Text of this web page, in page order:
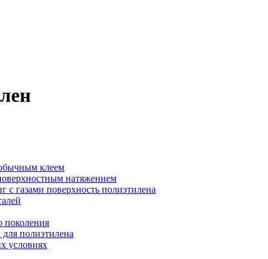
клеем
натяжением
с газами поверхность полиэтилена
поколения
полиэтилена
условиях